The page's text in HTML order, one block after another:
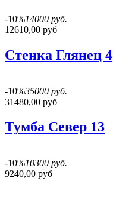
-10%14000 руб.
12610,00 руб
Стенка Глянец 4
-10%35000 руб.
31480,00 руб
Тумба Север 13
-10%10300 руб.
9240,00 руб